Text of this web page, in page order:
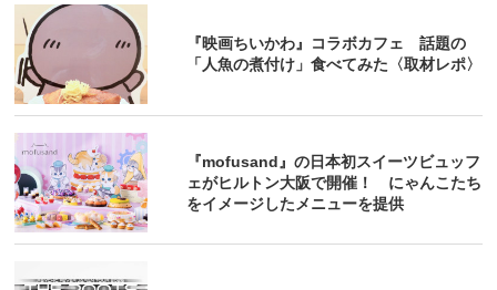
『映画ちいかわ』コラボカフェ 話題の
「人魚の煮付け」食べてみた〈取材レポ〉
『mofusand』の日本初スイーツビュッフ
ェがヒルトン大阪で開催！ にゃんこたち
をイメージしたメニューを提供